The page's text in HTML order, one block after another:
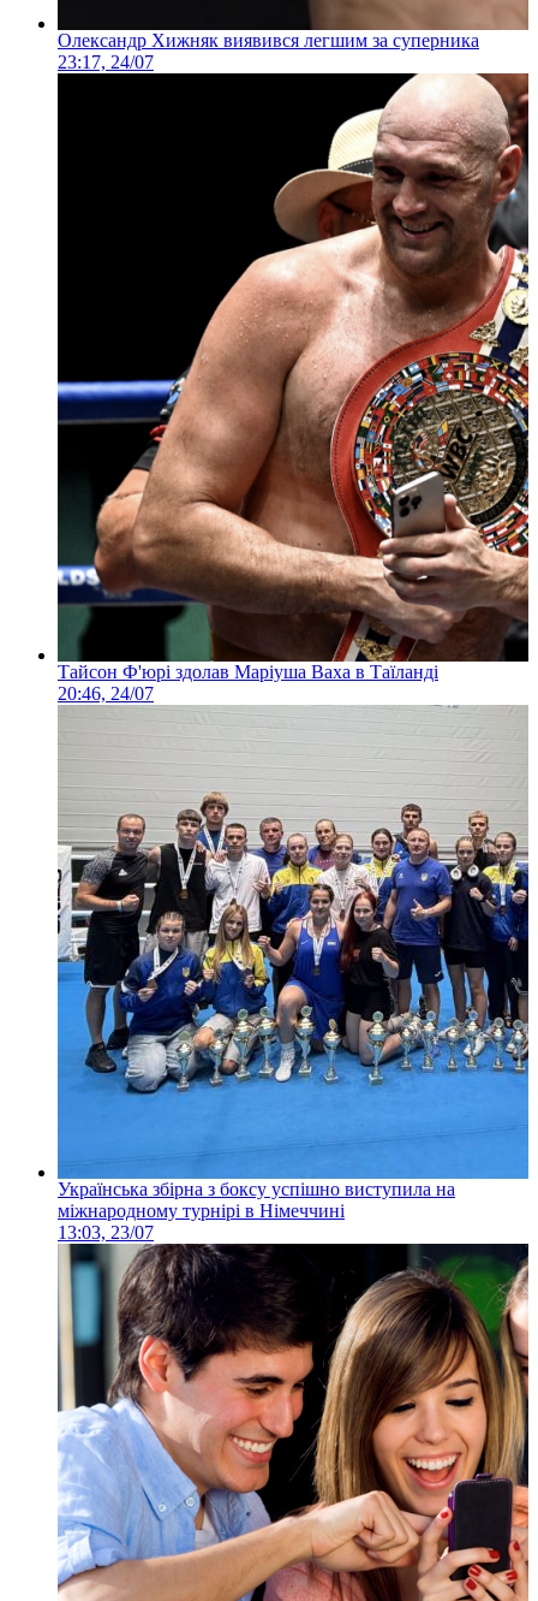
Олександр Хижняк виявився легшим за суперника
23:17, 24/07
Тайсон Ф'юрі здолав Маріуша Ваха в Таїланді
20:46, 24/07
Українська збірна з боксу успішно виступила на
міжнародному турнірі в Німеччині
13:03, 23/07